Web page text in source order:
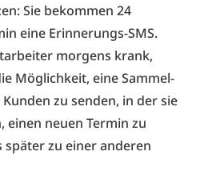
Sie bekommen 24
eine Erinnerungs-SMS.
morgens krank,
Möglichkeit, eine Sammel-
zu senden, in der sie
neuen Termin zu
zu einer anderen